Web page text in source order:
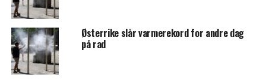
Østerrike slår varmerekord for andre dag
på rad